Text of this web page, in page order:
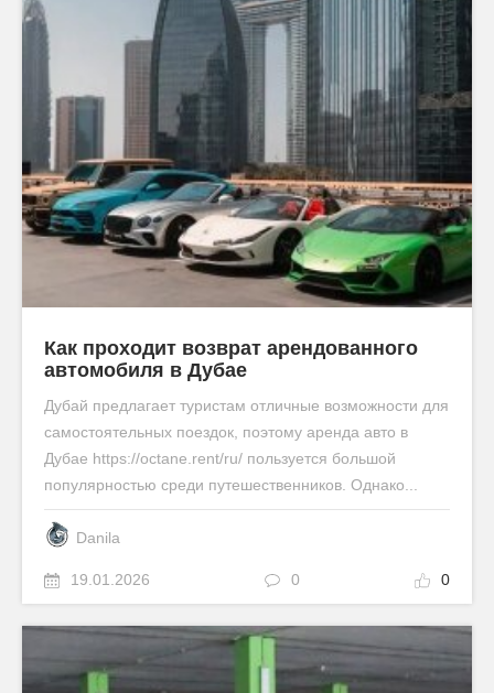
Как проходит возврат арендованного
автомобиля в Дубае
Дубай предлагает туристам отличные возможности для
самостоятельных поездок, поэтому аренда авто в
Дубае https://octane.rent/ru/ пользуется большой
популярностью среди путешественников. Однако...
Danila
19.01.2026 0 0